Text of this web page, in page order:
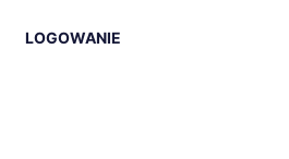
LOGOWANIE